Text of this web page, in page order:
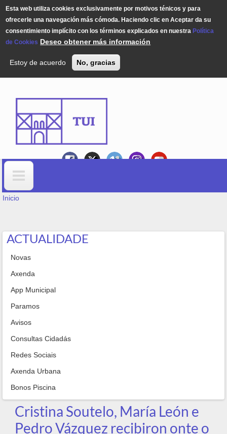
Esta web utiliza cookies exclusivamente por motivos ténicos y para
ofrecerle una navegación más cómoda. Haciendo clic en Aceptar da su
consentimiento implícito con los términos explicados en nuestra Política
de Cookies Deseo obtener más información
Estoy de acuerdo No, gracias
Formulario de búsqueda
USTED ESTÁ AQUÍ
Inicio
ACTUALIDADE
Novas
Axenda
App Municipal
Paramos
Avisos
Consultas Cidadás
Redes Sociais
Axenda Urbana
Bonos Piscina
Cristina Soutelo, María León e
Pedro Vázquez recibiron onte o